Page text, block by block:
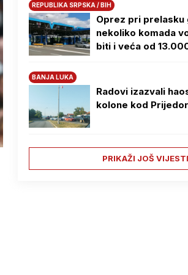
REPUBLIKA SRPSKA / BIH
Oprez pri prelasku
nekoliko komada
biti i veća od
BANJA LUKA
Radovi izazvali
kolone kod
PRIKAŽI JOŠ VIJESTI